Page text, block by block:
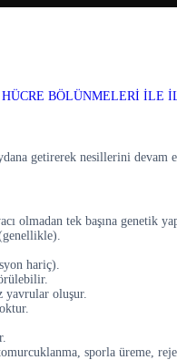
HÜCRE BÖLÜNMELERİ İLE
getirerek nesillerini
olmadan tek başına genetik
hariç).
yavrular oluşur.
sporla üreme,